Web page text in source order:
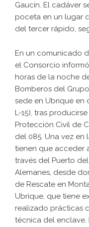
Gaucín. El cadáver
poceta en un lugar
del tercer rápido,
En un comunicado
el Consorcio
horas de la noche
Bomberos del
sede en Ubrique en
L-15), tras
Protección Civil de
del 085. Una vez en
tienen que acceder
través del Puerto
Alemanes, desde
de Rescate en
Ubrique, que tiene
realizado prácticas
técnica del enclave.